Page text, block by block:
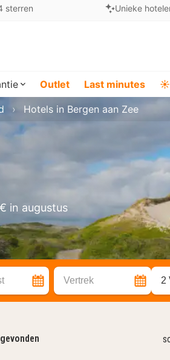
sterren Unieke
Outlet Last minutes ☀️
in augustus
Hotels in Bergen aan Zee
Vertrek 2